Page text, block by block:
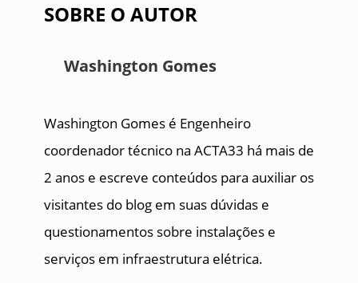
SOBRE O AUTOR
Washington Gomes
Washington Gomes é Engenheiro
coordenador técnico na ACTA33 há mais de
2 anos e escreve conteúdos para auxiliar os
visitantes do blog em suas dúvidas e
questionamentos sobre instalações e
serviços em infraestrutura elétrica.